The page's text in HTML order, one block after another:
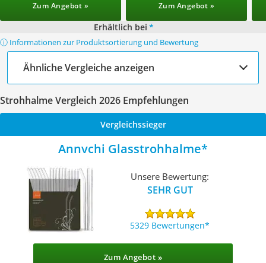
Zum Angebot » Zum Angebot »
Erhältlich bei *
ⓘ Informationen zur Produktsortierung und Bewertung
Ähnliche Vergleiche anzeigen
Strohhalme Vergleich 2026 Empfehlungen
Vergleichssieger
Annvchi Glasstrohhalme
Unsere Bewertung:
SEHR GUT
5329 Bewertungen
Zum Angebot »